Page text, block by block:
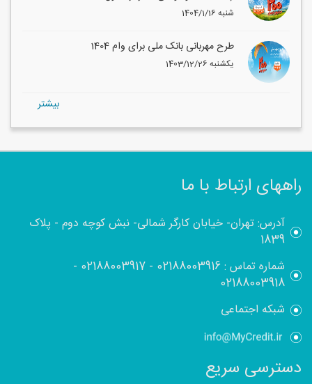
1404/1/16 شنبه
طرح مهربانی بانک ملی برای وام 1404
1403/12/26 یکشنبه
بيشتر
راههای ارتباط با ما
آدرس: تهران- خیابان کارگر شمالی- نبش کوچه دوم - پلاک
1839
شماره تماس :02188003916
-
02188003917
-
02188003918
شبکه اجتماعی
دسترسی سریع